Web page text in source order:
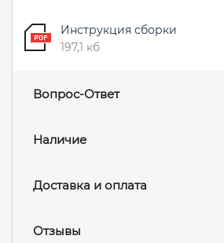
Инструкция сборки
197,1 кб
Вопрос-Ответ
Наличие
Доставка и оплата
Отзывы